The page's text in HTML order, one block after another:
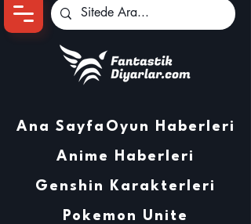
Ana Sayfa Oyun Haberleri
Anime Haberleri
Genshin Karakterleri
Pokemon Unite